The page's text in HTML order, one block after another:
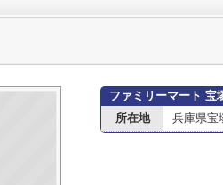
ファミリーマート 宝
所在地
兵庫県宝